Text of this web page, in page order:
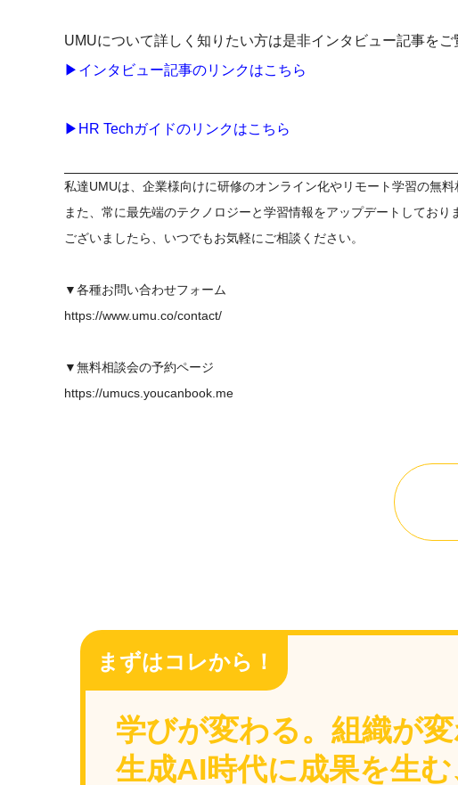
AIでオペレーション業務から解放。
人と向き合い、組織を変える戦略人
スチャーに特化した実践
UMUについて詳しく知りたい方は是非インタビュー記事をご
▶︎インタビュー記事のリンクはこちら
▶︎HR Techガイドのリンクはこちら
私達UMUは、企業様向けに研修のオンライン化やリモート学習の無料
また、常に最先端のテクノロジーと学習情報をアップデートしてお
ございましたら、いつでもお気軽にご相談ください。
▼各種お問い合わせフォーム
https://www.umu.co/contact/
▼無料相談会の予約ページ
https://umucs.youcanbook.me
まずはコレから！
学びが変わる。組織が変
生成AI時代に成果を生む